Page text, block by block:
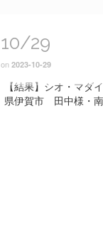
10/29
on 2023-10-29
【結果】シオ・マ
県伊賀市 田中様・